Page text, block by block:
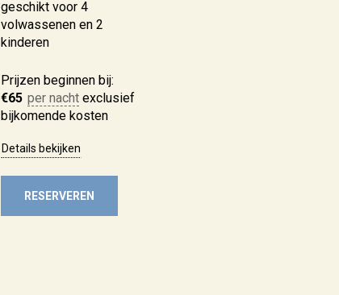
geschikt voor 4
volwassenen en 2
kinderen
Prijzen beginnen bij:
€65 per nacht exclusief
bijkomende kosten
Details bekijken
RESERVEREN